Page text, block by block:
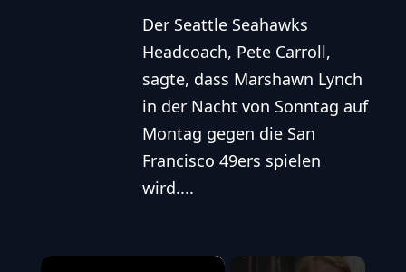
Der Seattle Seahawks
Headcoach, Pete Carroll,
sagte, dass Marshawn Lynch
in der Nacht von Sonntag auf
Montag gegen die San
Francisco 49ers spielen
wird....
×